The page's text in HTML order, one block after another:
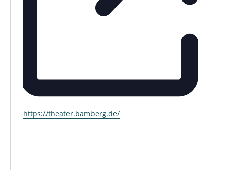
Webseite
https://theater.bamberg.de/